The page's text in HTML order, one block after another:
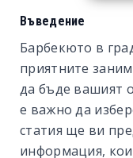
Въведение
Барбекюто в
приятните
да бъде вашият
е важно да
статия ще ви
информация,